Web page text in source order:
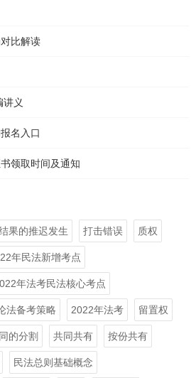
比解读
讲义
名入口
领取时间及通知
果的推迟发生 打击错误 质权
年民法新增考点
年法考民法核心考点
法备考策略 2022年法考 留置权
的分割 共同共有 按份共有
民法总则基础概念